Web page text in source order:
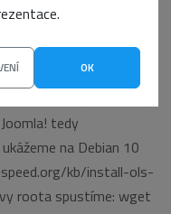
OK
http/3 proxy
let. Narazil jsem na něj,
tedy
na Debian 10
kb/install-ols-
roota spustíme: wget